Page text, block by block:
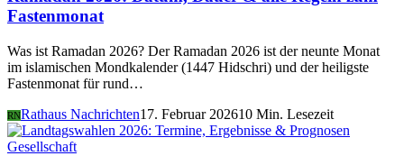
Fastenmonat
Was ist Ramadan 2026? Der Ramadan 2026 ist der neunte Monat
im islamischen Mondkalender (1447 Hidschri) und der heiligste
Fastenmonat für rund…
RNRathaus Nachrichten17. Februar 202610 Min. Lesezeit
Gesellschaft